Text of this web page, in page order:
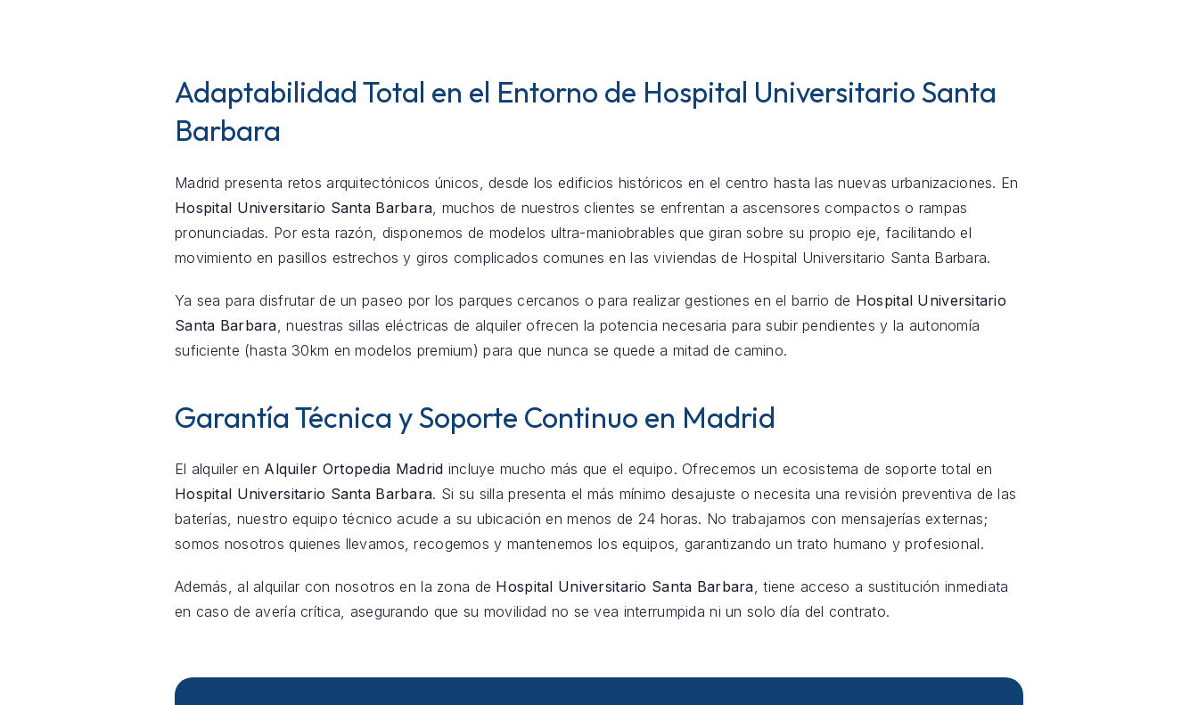
Adaptabilidad Total en el Entorno de Hospital Universitario Santa
Barbara
Madrid presenta retos arquitectónicos únicos, desde los edificios históricos en el centro hasta las nuevas urbanizaciones. En
Hospital Universitario Santa Barbara , muchos de nuestros clientes se enfrentan a ascensores compactos o rampas
pronunciadas. Por esta razón, disponemos de modelos ultra-maniobrables que giran sobre su propio eje, facilitando el
movimiento en pasillos estrechos y giros complicados comunes en las viviendas de Hospital Universitario Santa Barbara.
Ya sea para disfrutar de un paseo por los parques cercanos o para realizar gestiones en el barrio de Hospital Universitario
Santa Barbara , nuestras sillas eléctricas de alquiler ofrecen la potencia necesaria para subir pendientes y la autonomía
suficiente (hasta 30km en modelos premium) para que nunca se quede a mitad de camino.
Garantía Técnica y Soporte Continuo en Madrid
El alquiler en Alquiler Ortopedia Madrid incluye mucho más que el equipo. Ofrecemos un ecosistema de soporte total en
Hospital Universitario Santa Barbara. Si su silla presenta el más mínimo desajuste o necesita una revisión preventiva de las
baterías, nuestro equipo técnico acude a su ubicación en menos de 24 horas. No trabajamos con mensajerías externas;
somos nosotros quienes llevamos, recogemos y mantenemos los equipos, garantizando un trato humano y profesional.
Además, al alquilar con nosotros en la zona de Hospital Universitario Santa Barbara, tiene acceso a sustitución inmediata
en caso de avería crítica, asegurando que su movilidad no se vea interrumpida ni un solo día del contrato.